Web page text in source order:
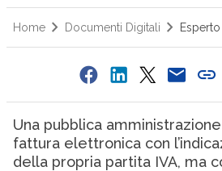
Home Documenti Digitali
Una pubblica
fattura elettronica con
della propria partita IVA, ma